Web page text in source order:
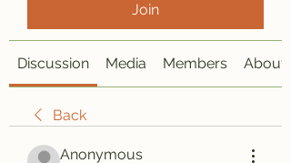
Join
Discussion Media Members About
Back
Anonymous